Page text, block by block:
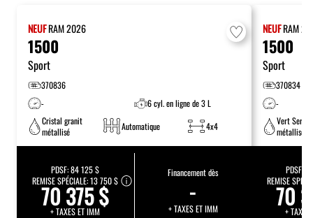
NEUFRAM2026
1500
Sport
370836
-
6 cyl. en ligne de 3 L
Cristal granit
métallisé
Automatique 4x4
PDSF:84 125 $
REMISE SPÉCIALE:13 750 $
70 375 $
+ TAXES ET IMM
Financement dès
-
+ TAXES ET IMM
NEUFRAM
1500
Sport
370834
-
Vert
métallisé
PDSF:
REMISE
70
+